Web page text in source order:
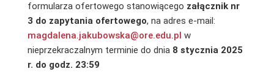
formularza ofertowego stanowiącego załącznik nr
3 do zapytania ofertowego, na adres e-mail:
magdalena.jakubowska@ore.edu.pl w
nieprzekraczalnym terminie do dnia 8 stycznia 2025
r. do godz. 23:59